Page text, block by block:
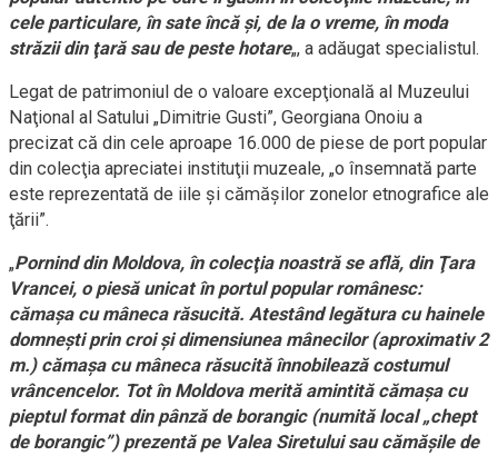
cele particulare, în sate încă şi, de la o vreme, în moda
străzii din ţară sau de peste hotare„, a adăugat specialistul.
Legat de patrimoniul de o valoare excepţională al Muzeului
Naţional al Satului „Dimitrie Gusti”, Georgiana Onoiu a
precizat că din cele aproape 16.000 de piese de port popular
din colecţia apreciatei instituţii muzeale, „o însemnată parte
este reprezentată de iile şi cămăşilor zonelor etnografice ale
ţării”.
„Pornind din Moldova, în colecţia noastră se află, din Ţara
Vrancei, o piesă unicat în portul popular românesc:
cămaşa cu mâneca răsucită. Atestând legătura cu hainele
domneşti prin croi şi dimensiunea mânecilor (aproximativ 2
m.) cămaşa cu mâneca răsucită înnobilează costumul
vrâncencelor. Tot în Moldova merită amintită cămaşa cu
pieptul format din pânză de borangic (numită local „chept
de borangic”) prezentă pe Valea Siretului sau cămăşile de